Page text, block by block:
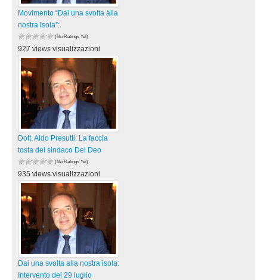
Movimento “Dai una svolta alla
nostra isola”:
(No Ratings Yet)
927 views visualizzazioni
Dott. Aldo Presutti: La faccia
tosta del sindaco Del Deo
(No Ratings Yet)
935 views visualizzazioni
Dai una svolta alla nostra isola:
Intervento del 29 luglio